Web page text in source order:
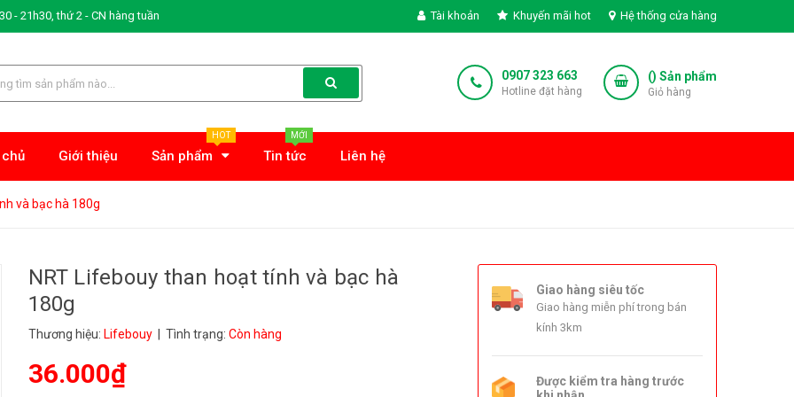
- 21h30, thứ 2 - CN hàng tuần Tài khoản Khuyến mãi hot Hệ thống cửa hàng
0907 323 663
Hotline đặt hàng
() Sản phẩm
Giỏ hàng
Giới thiệu Sản phẩm
HOT
Tin tức
MỚI
Liên hệ
và bạc hà 180g
NRT Lifebouy than hoạt tính và bạc hà
180g
Thương hiệu: Lifebouy | Tình trạng: Còn hàng
36.000₫
Giao hàng siêu tốc
Giao hàng miễn phí trong bán
kính 3km
Được kiểm tra hàng trước